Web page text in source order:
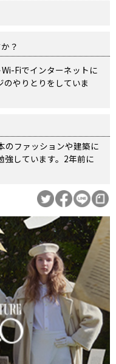
？
Fiでインターネットに
やりとりをしていま
のファッションや建築に
強しています。2年前に